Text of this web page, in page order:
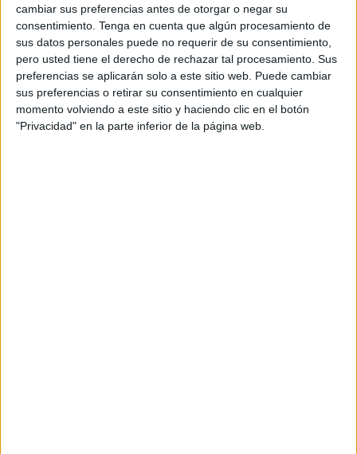
cambiar sus preferencias antes de otorgar o negar su
consentimiento. Tenga en cuenta que algún procesamiento de
sus datos personales puede no requerir de su consentimiento,
pero usted tiene el derecho de rechazar tal procesamiento. Sus
preferencias se aplicarán solo a este sitio web. Puede cambiar
sus preferencias o retirar su consentimiento en cualquier
momento volviendo a este sitio y haciendo clic en el botón
"Privacidad" en la parte inferior de la página web.
Equipo creativo: Hernán Marqués, Pepe Valero,
Chema Díaz y María Ordoñez
Equipo de cuentas: Verónica Fiz e Irene Elena
Equipo de estrategia y medios: Guillermo Lázaro,
Lorena Garrido y Carla Escobar